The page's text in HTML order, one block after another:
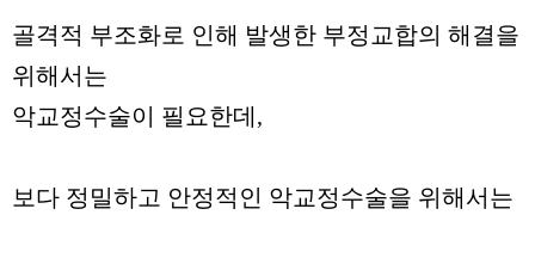
골격적 부조화로 인해 발생한 부정교합의 해결을
위해서는
악교정수술이 필요한데,
보다 정밀하고 안정적인 악교정수술을 위해서는